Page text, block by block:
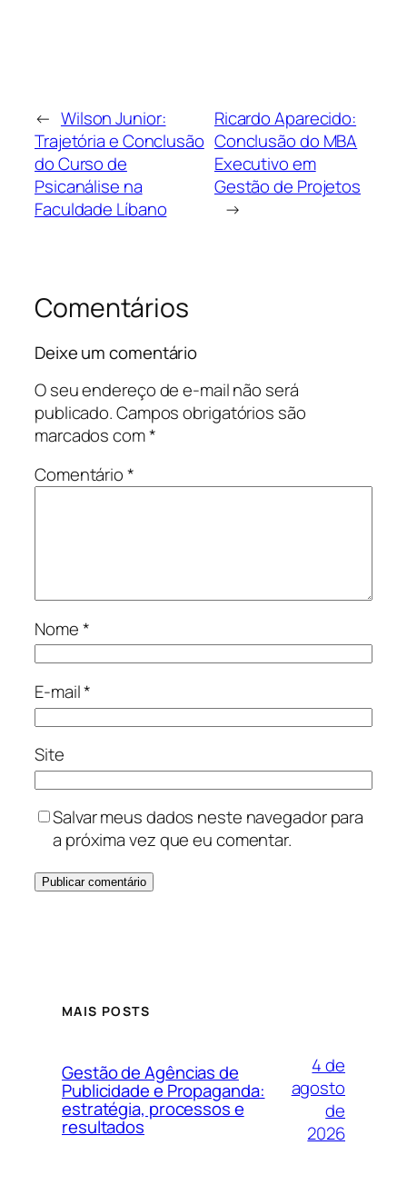
← Wilson Junior:
Trajetória e Conclusão
do Curso de
Psicanálise na
Faculdade Líbano
Ricardo Aparecido:
Conclusão do MBA
Executivo em
Gestão de Projetos
→
Comentários
Deixe um comentário
O seu endereço de e-mail não será
publicado.Campos obrigatórios são
marcados com*
Comentário*
Nome*
E-mail*
Site
Salvar meus dados neste navegador para
a próxima vez que eu comentar.
MAIS POSTS
Gestão de Agências de
Publicidade e Propaganda:
estratégia, processos e
resultados
4 de
agosto
de
2026